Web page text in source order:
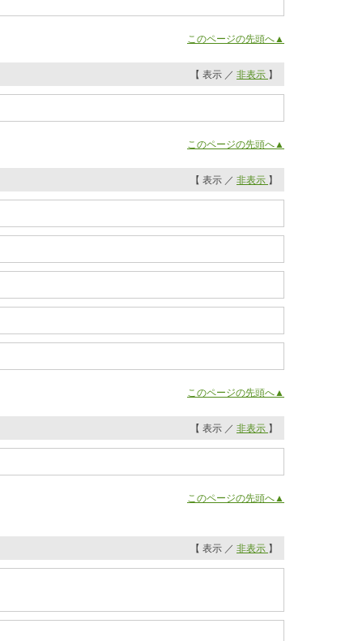
このページの先頭へ▲
【 表示 ／ 非表示 】
このページの先頭へ▲
【 表示 ／ 非表示 】
このページの先頭へ▲
【 表示 ／ 非表示 】
このページの先頭へ▲
【 表示 ／ 非表示 】